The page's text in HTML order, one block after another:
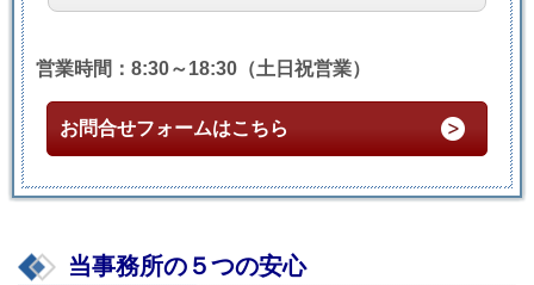
営業時間：8:30～18:30（土日祝営業）
お問合せフォームはこちら
当事務所の５つの安心